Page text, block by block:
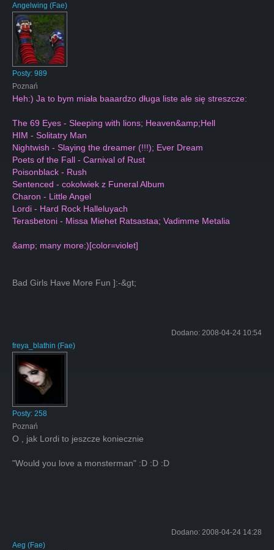
Angelwing (Fae)
Posty: 989
Poznań
Heh:) Ja to bym miała baaardzo długa liste ale się streszcze:
The 69 Eyes - Sleeping with lions; Heaven&amp;Hell
HIM - Solitatry Man
Nightwish - Slaying the dreamer (!!!); Ever Dream
Poets of the Fall - Carnival of Rust
Poisonblack - Rush
Sentenced - cokolwiek z Funeral Album
Charon - Little Angel
Lordi - Hard Rock Halleluyach
Terasbetoni - Missa Miehet Ratsastaa; Vadimme Metalia
&amp; many more:)[color=violet]
Bad Girls Have More Fun ]:-&gt;
Dodano: 2008-04-24 10:54
freya_blathin (Fae)
Posty: 258
Poznań
O , jak Lordi to jeszcze koniecznie
"Would you love a monsterman" :D :D :D
Dodano: 2008-04-24 14:28
Aeg (Fae)